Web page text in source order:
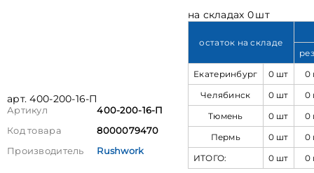
арт. 400-200-16-П
Артикул
400-200-16-П
Код товара
8000079470
Производитель
Rushwork
на складах 0 шт
остаток на складе
Екатеринбург
0 шт
0
Челябинск
0 шт
0
Тюмень
0 шт
0
Пермь
0 шт
0
ИТОГО:
0 шт 0